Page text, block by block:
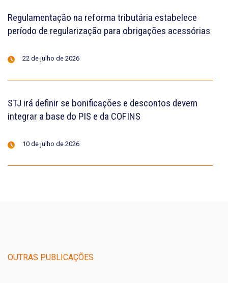
Regulamentação na reforma tributária estabelece
período de regularização para obrigações acessórias
22 de julho de 2026
STJ irá definir se bonificações e descontos devem
integrar a base do PIS e da COFINS
10 de julho de 2026
OUTRAS PUBLICAÇÕES